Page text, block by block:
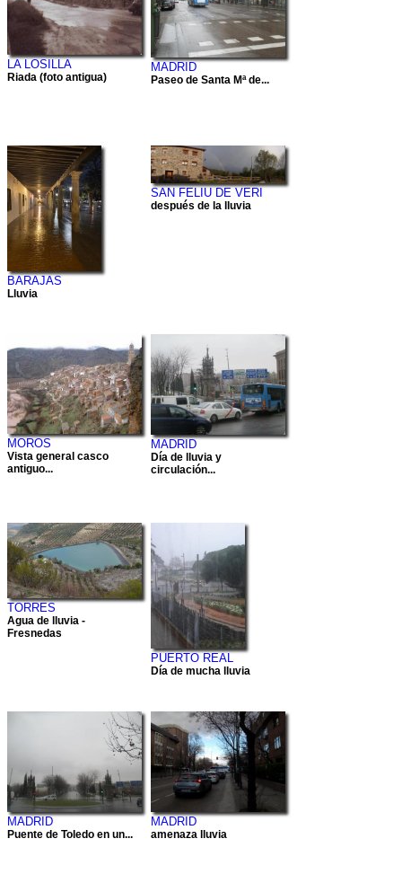
LA LOSILLA
Riada (foto antigua)
MADRID
Paseo de Santa Mª de...
BARAJAS
Lluvia
SAN FELIU DE VERI
después de la lluvia
MOROS
Vista general casco
antiguo...
MADRID
Día de lluvia y
circulación...
TORRES
Agua de lluvia -
Fresnedas
PUERTO REAL
Día de mucha lluvia
MADRID
Puente de Toledo en un...
MADRID
amenaza lluvia